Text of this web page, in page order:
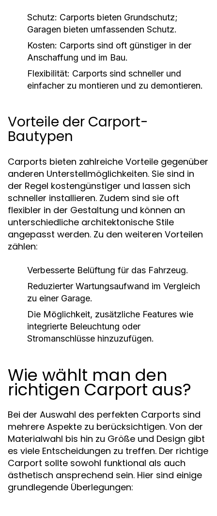
Schutz: Carports bieten Grundschutz;
Garagen bieten umfassenden Schutz.
Kosten: Carports sind oft günstiger in der
Anschaffung und im Bau.
Flexibilität: Carports sind schneller und
einfacher zu montieren und zu demontieren.
Vorteile der Carport-
Bautypen
Carports bieten zahlreiche Vorteile gegenüber
anderen Unterstellmöglichkeiten. Sie sind in
der Regel kostengünstiger und lassen sich
schneller installieren. Zudem sind sie oft
flexibler in der Gestaltung und können an
unterschiedliche architektonische Stile
angepasst werden. Zu den weiteren Vorteilen
zählen:
Verbesserte Belüftung für das Fahrzeug.
Reduzierter Wartungsaufwand im Vergleich
zu einer Garage.
Die Möglichkeit, zusätzliche Features wie
integrierte Beleuchtung oder
Stromanschlüsse hinzuzufügen.
Wie wählt man den
richtigen Carport aus?
Bei der Auswahl des perfekten Carports sind
mehrere Aspekte zu berücksichtigen. Von der
Materialwahl bis hin zu Größe und Design gibt
es viele Entscheidungen zu treffen. Der richtige
Carport sollte sowohl funktional als auch
ästhetisch ansprechend sein. Hier sind einige
grundlegende Überlegungen: